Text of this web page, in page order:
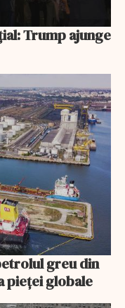
Trump ajunge
pieței globale